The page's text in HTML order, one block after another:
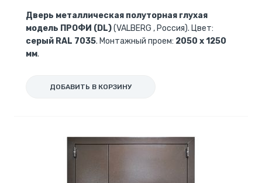
Дверь металлическая полуторная глухая
модель ПРОФИ (DL)(VALBERG , Россия). Цвет:
серый RAL 7035. Монтажный проем: 2050 x 1250
мм.
ДОБАВИТЬ В КОРЗИНУ